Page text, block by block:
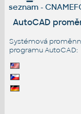
seznam -
AutoCAD
Systémová
programu AutoCAD: